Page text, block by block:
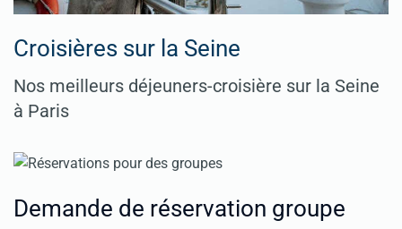
Croisières sur la Seine
Nos meilleurs déjeuners-croisière sur la Seine
à Paris
Demande de réservation groupe